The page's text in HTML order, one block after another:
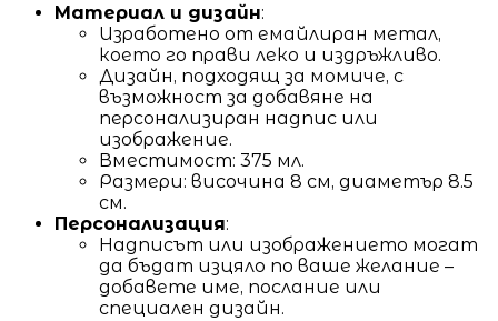
Материал и дизайн:
Изработено от емайлиран метал,
което го прави леко и издръжливо.
Дизайн, подходящ за момиче, с
възможност за добавяне на
персонализиран надпис или
изображение.
Вместимост: 375 мл.
Размери: височина 8 см, диаметър 8.5
см.
Персонализация:
Надписът или изображението могат
да бъдат изцяло по ваше желание –
добавете име, послание или
специален дизайн.